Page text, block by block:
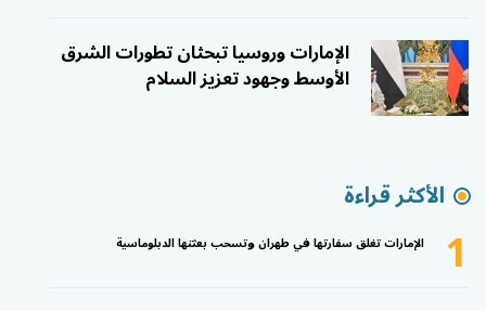
الإمارات وروسيا تبحثان تطورات الشرق
الأوسط وجهود تعزيز السلام
الأكثر قراءة
1 الإمارات تغلق سفارتها في طهران وتسحب بعثتها الدبلوماسية